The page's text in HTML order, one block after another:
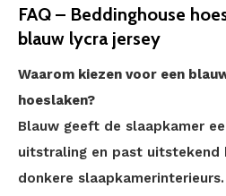
FAQ – Beddinghouse
blauw lycra jersey
Waarom kiezen voor een
hoeslaken?
Blauw geeft de slaapkamer
uitstraling en past
donkere slaapkamerinterieurs.